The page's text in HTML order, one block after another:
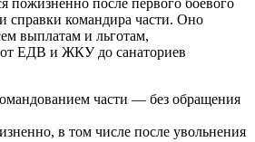
пожизненно после первого боевого
справки командира части. Оно
выплатам и льготам,
ЕДВ и ЖКУ до санаториев
части — без обращения
в том числе после увольнения